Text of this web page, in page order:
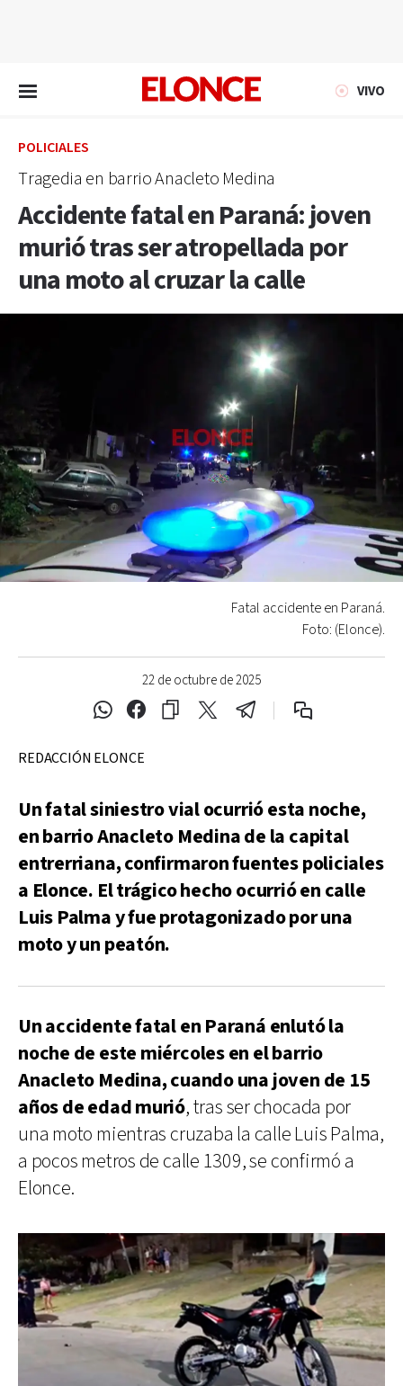
VIVO
POLICIALES
Tragedia en barrio Anacleto Medina
Accidente fatal en Paraná: joven
murió tras ser atropellada por
una moto al cruzar la calle
22 de octubre de 2025
Fatal accidente en Paraná.
Foto: (Elonce).
REDACCIÓN ELONCE
Un fatal siniestro vial ocurrió esta noche,
en barrio Anacleto Medina de la capital
entrerriana, confirmaron fuentes policiales
a Elonce. El trágico hecho ocurrió en calle
Luis Palma y fue protagonizado por una
moto y un peatón.
Un accidente fatal en Paraná enlutó la
noche de este miércoles en el barrio
Anacleto Medina, cuando una joven de 15
años de edad murió, tras ser chocada por
una moto mientras cruzaba la calle Luis Palma,
a pocos metros de calle 1309, se confirmó a
Elonce.